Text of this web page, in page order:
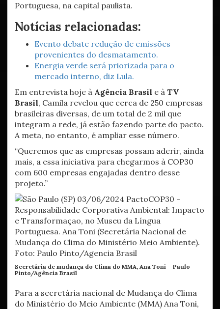
Portuguesa, na capital paulista.
Notícias relacionadas:
Evento debate redução de emissões
provenientes do desmatamento.
Energia verde será priorizada para o
mercado interno, diz Lula.
Em entrevista hoje à Agência Brasil e à TV
Brasil, Camila revelou que cerca de 250 empresas
brasileiras diversas, de um total de 2 mil que
integram a rede, já estão fazendo parte do pacto.
A meta, no entanto, é ampliar esse número.
“Queremos que as empresas possam aderir, ainda
mais, a essa iniciativa para chegarmos à COP30
com 600 empresas engajadas dentro desse
projeto.”
Secretária de mudança do Clima do MMA, Ana Toni – Paulo
Pinto/Agência Brasil
Para a secretária nacional de Mudança do Clima
do Ministério do Meio Ambiente (MMA) Ana Toni,